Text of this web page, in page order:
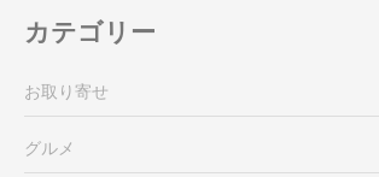
カテゴリー
お取り寄せ
グルメ